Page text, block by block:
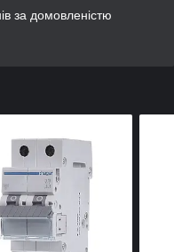
за домовленістю